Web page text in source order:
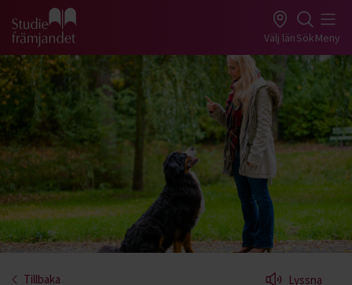
Gå till studiefrämjandets startsida Välj länSökMeny
Tillbaka Lyssna